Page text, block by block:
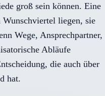
groß sein können. Eine
liegen, sie
Wege, Ansprechpartner,
Abläufe
die auch über
hat.